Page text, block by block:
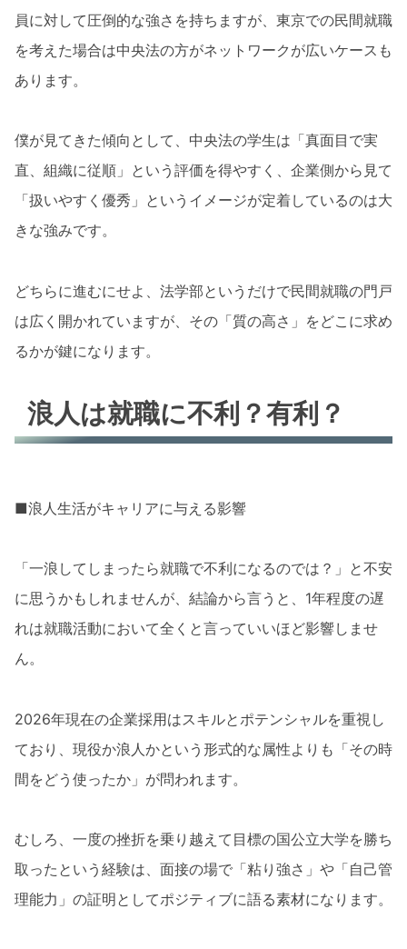
員に対して圧倒的な強さを持ちますが、東京での民間就職
を考えた場合は中央法の方がネットワークが広いケースも
あります。
僕が見てきた傾向として、中央法の学生は「真面目で実
直、組織に従順」という評価を得やすく、企業側から見て
「扱いやすく優秀」というイメージが定着しているのは大
きな強みです。
どちらに進むにせよ、法学部というだけで民間就職の門戸
は広く開かれていますが、その「質の高さ」をどこに求め
るかが鍵になります。
浪人は就職に不利？有利？
■浪人生活がキャリアに与える影響
「一浪してしまったら就職で不利になるのでは？」と不安
に思うかもしれませんが、結論から言うと、1年程度の遅
れは就職活動において全くと言っていいほど影響しませ
ん。
2026年現在の企業採用はスキルとポテンシャルを重視し
ており、現役か浪人かという形式的な属性よりも「その時
間をどう使ったか」が問われます。
むしろ、一度の挫折を乗り越えて目標の国公立大学を勝ち
取ったという経験は、面接の場で「粘り強さ」や「自己管
理能力」の証明としてポジティブに語る素材になります。